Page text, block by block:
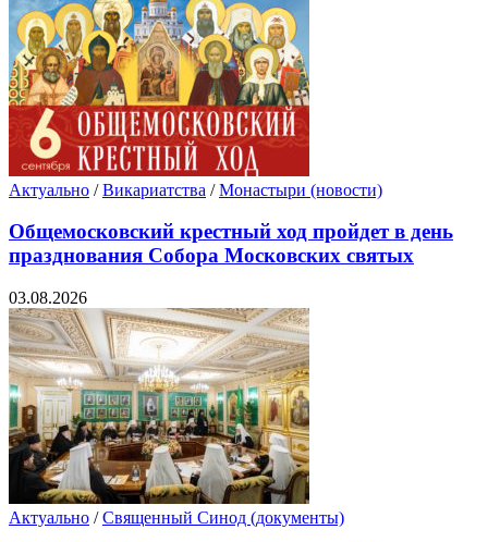
Актуально /Викариатства /Монастыри (новости)
Общемосковский крестный ход пройдет в день
празднования Собора Московских святых
03.08.2026
Актуально /Священный Синод (документы)